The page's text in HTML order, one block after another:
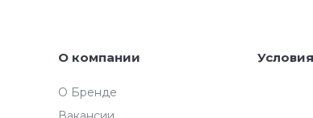
О компании
О Бренде